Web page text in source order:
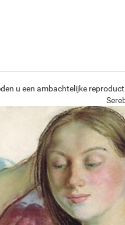
u een ambachtelijke